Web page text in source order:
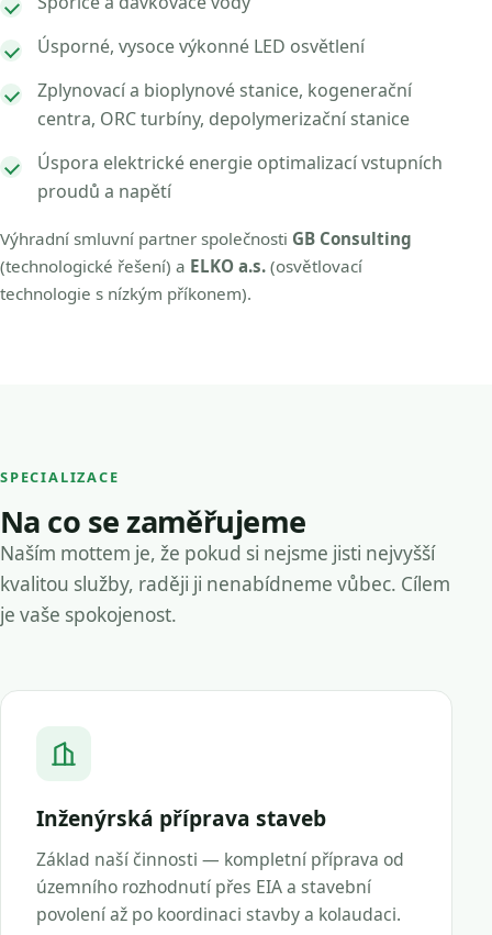
Úsporné, vysoce výkonné LED osvětlení
Zplynovací a bioplynové stanice, kogenerační
centra, ORC turbíny, depolymerizační stanice
Úspora elektrické energie optimalizací vstupních
proudů a napětí
Výhradní smluvní partner společnosti GB Consulting
(technologické řešení) a ELKO a.s. (osvětlovací
technologie s nízkým příkonem).
SPECIALIZACE
Na co se zaměřujeme
Naším mottem je, že pokud si nejsme jisti nejvyšší
kvalitou služby, raději ji nenabídneme vůbec. Cílem
je vaše spokojenost.
Inženýrská příprava staveb
Základ naší činnosti — kompletní příprava od
územního rozhodnutí přes EIA a stavební
povolení až po koordinaci stavby a kolaudaci.